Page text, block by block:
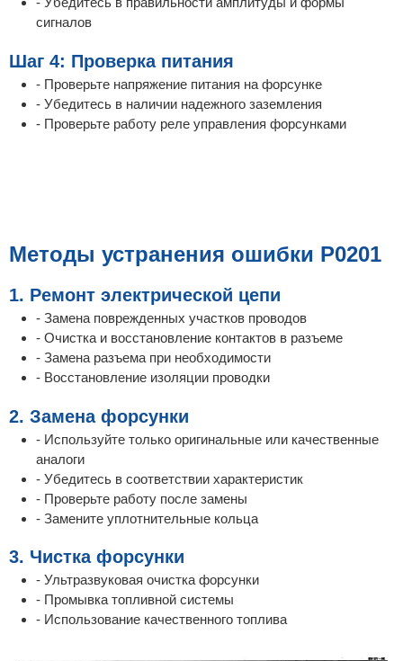
сигналов
Шаг 4: Проверка питания
- Проверьте напряжение питания на форсунке
- Убедитесь в наличии надежного заземления
- Проверьте работу реле управления форсунками
Методы устранения ошибки P0201
1. Ремонт электрической цепи
- Замена поврежденных участков проводов
- Очистка и восстановление контактов в разъеме
- Замена разъема при необходимости
- Восстановление изоляции проводки
2. Замена форсунки
- Используйте только оригинальные или качественные
аналоги
- Убедитесь в соответствии характеристик
- Проверьте работу после замены
- Замените уплотнительные кольца
3. Чистка форсунки
- Ультразвуковая очистка форсунки
- Промывка топливной системы
- Использование качественного топлива